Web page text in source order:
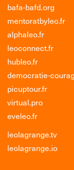
bafa-bafd.org
mentoratbyleo.fr
alphaleo.fr
leoconnect.fr
hubleo.fr
democratie-
picuptour.fr
virtual.pro
eveleo.fr
leolagrange.tv
leolagrange.io